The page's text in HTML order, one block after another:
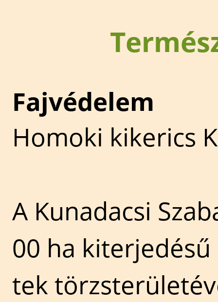
Fajvédelem
Homoki kikerics
A Kunadacsi
00 ha kiterjedésű
tek